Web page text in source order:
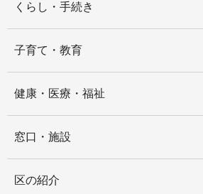
くらし・手続き
子育て・教育
健康・医療・福祉
窓口・施設
区の紹介